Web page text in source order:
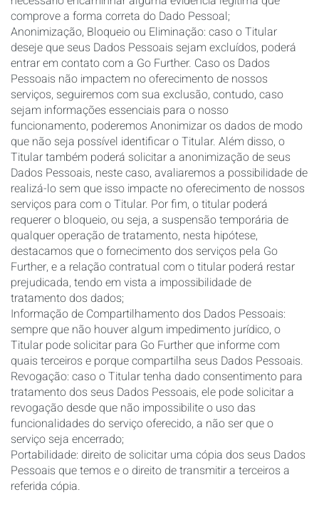
comprove a forma correta do Dado Pessoal;
Anonimização, Bloqueio ou Eliminação: caso o Titular
deseje que seus Dados Pessoais sejam excluídos, poderá
entrar em contato com a Go Further. Caso os Dados
Pessoais não impactem no oferecimento de nossos
serviços, seguiremos com sua exclusão, contudo, caso
sejam informações essenciais para o nosso
funcionamento, poderemos Anonimizar os dados de modo
que não seja possível identificar o Titular. Além disso, o
Titular também poderá solicitar a anonimização de seus
Dados Pessoais, neste caso, avaliaremos a possibilidade de
realizá-lo sem que isso impacte no oferecimento de nossos
serviços para com o Titular. Por fim, o titular poderá
requerer o bloqueio, ou seja, a suspensão temporária de
qualquer operação de tratamento, nesta hipótese,
destacamos que o fornecimento dos serviços pela Go
Further, e a relação contratual com o titular poderá restar
prejudicada, tendo em vista a impossibilidade de
tratamento dos dados;
Informação de Compartilhamento dos Dados Pessoais:
sempre que não houver algum impedimento jurídico, o
Titular pode solicitar para Go Further que informe com
quais terceiros e porque compartilha seus Dados Pessoais.
Revogação: caso o Titular tenha dado consentimento para
tratamento dos seus Dados Pessoais, ele pode solicitar a
revogação desde que não impossibilite o uso das
funcionalidades do serviço oferecido, a não ser que o
serviço seja encerrado;
Portabilidade: direito de solicitar uma cópia dos seus Dados
Pessoais que temos e o direito de transmitir a terceiros a
referida cópia.